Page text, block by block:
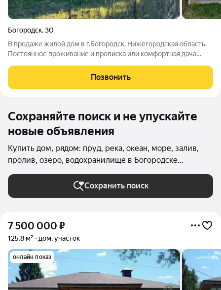
Богородск,30
В продаже жилой дом в г.Богородск, Нижегородская область.
Постоянное проживание и прописка или комфортная дача
автомобиле, либо общественным транспортом. Богородск -
развитый районный центр, уютный,
Позвонить
Сохраняйте поиск и не упускайте
новые объявления
Купить дом, рядом: пруд, река, океан, море, залив,
пролив, озеро, водохранилище в Богородске
(Городское поселение город Богородск)
Сохранить поиск
7 500 000 ₽
125,8 м² дом, участок
онлайн показ